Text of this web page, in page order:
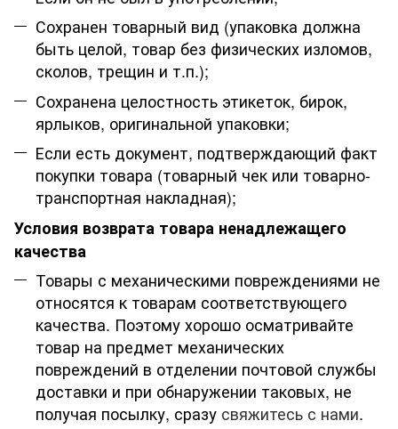
Сохранен товарный вид (упаковка должна
быть целой, товар без физических изломов,
сколов, трещин и т.п.);
Сохранена целостность этикеток, бирок,
ярлыков, оригинальной упаковки;
Если есть документ, подтверждающий факт
покупки товара (товарный чек или товарно-
транспортная накладная);
Условия возврата товара ненадлежащего
качества
Товары с механическими повреждениями не
относятся к товарам соответствующего
качества. Поэтому хорошо осматривайте
товар на предмет механических
повреждений в отделении почтовой службы
доставки и при обнаружении таковых, не
получая посылку, сразу свяжитесь с нами.